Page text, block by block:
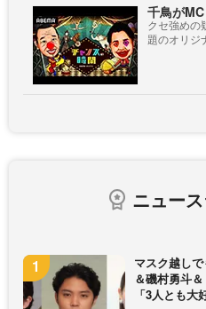
千鳥が
クセ強めの
題のオリジ
ニュー
マスク越し
＆磯村勇斗
「3人とも大